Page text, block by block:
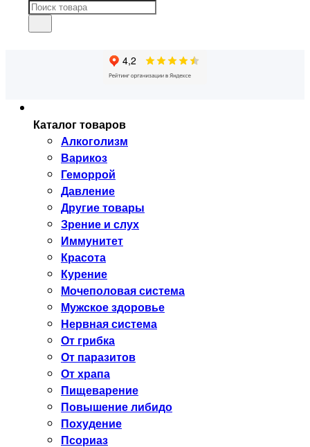
Каталог товаров
Алкоголизм
Варикоз
Геморрой
Давление
Другие товары
Зрение и слух
Иммунитет
Красота
Курение
Мочеполовая система
Мужское здоровье
Нервная система
От грибка
От паразитов
От храпа
Пищеварение
Повышение либидо
Похудение
Псориаз